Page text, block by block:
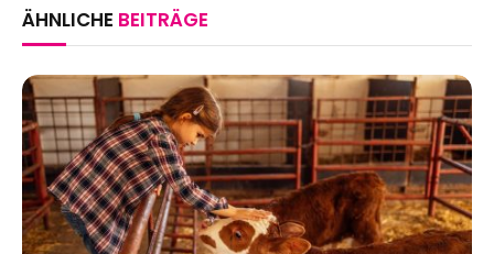
ÄHNLICHE BEITRÄGE